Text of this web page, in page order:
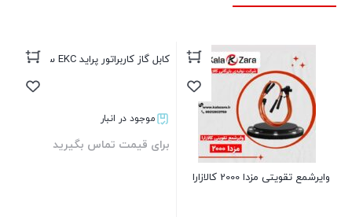
وایرشمع تقویتی مزدا 2000 کالازارا
کابل گاز کاربراتور پراید EKC سبزوار
موجود در انبار
برای قیمت تماس بگیرید